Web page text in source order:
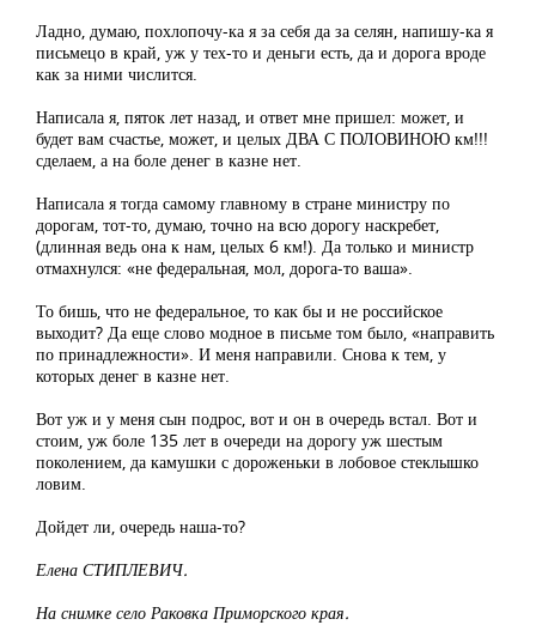
Ладно, думаю, похлопочу-ка я за себя да за селян, напишу-ка я
письмецо в край, уж у тех-то и деньги есть, да и дорога вроде
как за ними числится.
Написала я, пяток лет назад, и ответ мне пришел: может, и
будет вам счастье, может, и целых ДВА С ПОЛОВИНОЮ км!!!
сделаем, а на боле денег в казне нет.
Написала я тогда самому главному в стране министру по
дорогам, тот-то, думаю, точно на всю дорогу наскребет,
(длинная ведь она к нам, целых 6 км!). Да только и министр
отмахнулся: «не федеральная, мол, дорога-то ваша».
То бишь, что не федеральное, то как бы и не российское
выходит? Да еще слово модное в письме том было, «направить
по принадлежности». И меня направили. Снова к тем, у
которых денег в казне нет.
Вот уж и у меня сын подрос, вот и он в очередь встал. Вот и
стоим, уж боле 135 лет в очереди на дорогу уж шестым
поколением, да камушки с дороженьки в лобовое стеклышко
ловим.
Дойдет ли, очередь наша-то?
Елена СТИПЛЕВИЧ.
На снимке село Раковка Приморского края.